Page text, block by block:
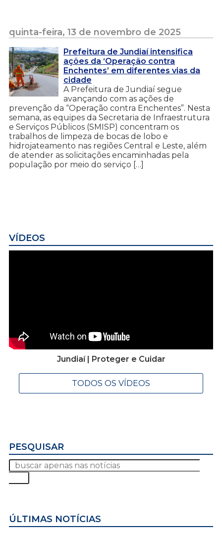
quinta-feira, 13 de novembro de 2025
Prefeitura de Jundiaí intensifica
ações da ‘Operação contra
Enchentes’ em diferentes vias da
cidade
A Prefeitura de Jundiaí segue
avançando com as ações de
prevenção da “Operação contra Enchentes”. Nesta
semana, as equipes da Secretaria de Infraestrutura
e Serviços Públicos (SMISP) concentram os
trabalhos de limpeza de bocas de lobo e
hidrojateamento nas regiões Central e Leste, além
de atender as solicitações encaminhadas pela
população por meio do serviço […]
VÍDEOS
Jundiaí | Proteger e Cuidar
TODOS OS VÍDEOS
PESQUISAR
ÚLTIMAS NOTÍCIAS